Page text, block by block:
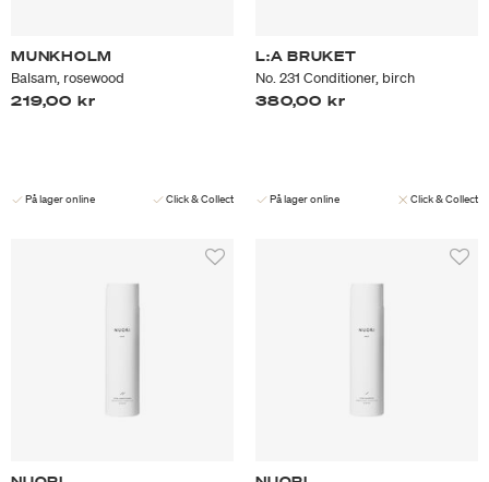
MUNKHOLM
Balsam, rosewood
219,00 kr
På lager online Click & Collect
L:A BRUKET
No. 231 Conditioner, birch
380,00 kr
På lager online Click & Collect